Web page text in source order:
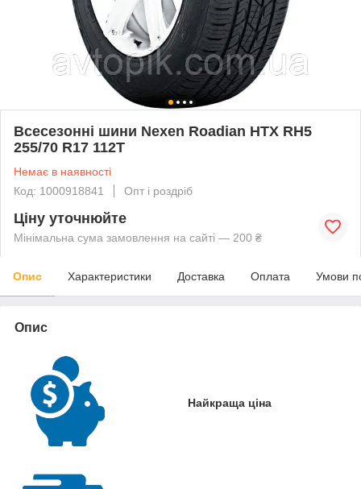
Всесезонні шини Nexen Roadian HTX RH5
255/70 R17 112T
Немає в наявності
Код: 1000918841
Опт і роздріб
Ціну уточнюйте
Мінімальна сума замовлення на сайті — 200 ₴
Опис Характеристики Доставка Оплата Умови
Опис
Найкраща ціна